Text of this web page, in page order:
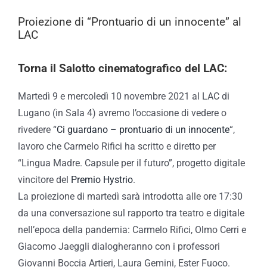
Proiezione di “Prontuario di un innocente” al
LAC
Torna il Salotto cinematografico del LAC:
Martedì 9 e mercoledì 10 novembre 2021 al LAC di
Lugano (in Sala 4) avremo l’occasione di vedere o
rivedere “Ci guardano – prontuario di un innocente“,
lavoro che Carmelo Rifici ha scritto e diretto per
“Lingua Madre. Capsule per il futuro”, progetto digitale
vincitore del Premio Hystrio.
La proiezione di martedì sarà introdotta alle ore 17:30
da una conversazione sul rapporto tra teatro e digitale
nell’epoca della pandemia: Carmelo Rifici, Olmo Cerri e
Giacomo Jaeggli dialogheranno con i professori
Giovanni Boccia Artieri, Laura Gemini, Ester Fuoco.